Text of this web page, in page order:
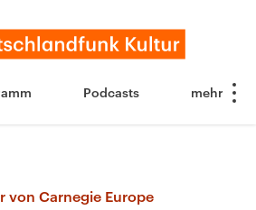
Podcasts
von Carnegie Europe